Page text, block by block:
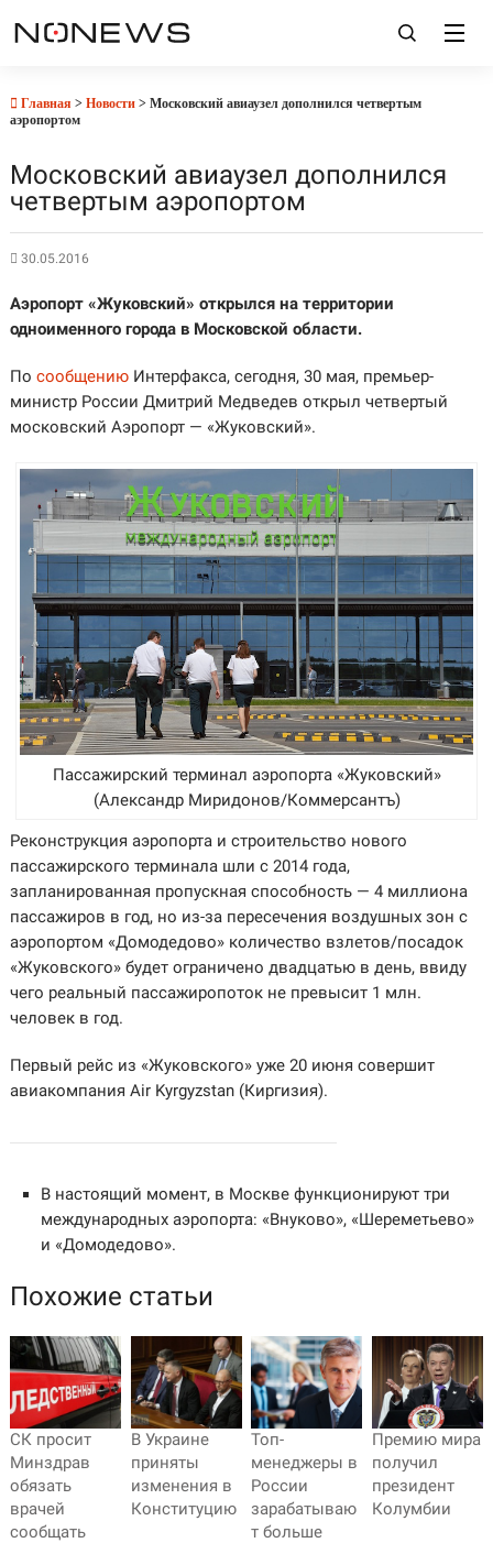
Главная > Новости> Московский авиаузел дополнился четвертым
аэропортом
Московский авиаузел дополнился
четвертым аэропортом
30.05.2016
Аэропорт «Жуковский» открылся на территории
одноименного города в Московской области.
По сообщениюИнтерфакса, сегодня, 30 мая, премьер-
министр России Дмитрий Медведев открыл четвертый
московский Аэропорт — «Жуковский».
Пассажирский терминал аэропорта «Жуковский»
(Александр Миридонов/Коммерсантъ)
Реконструкция аэропорта и строительство нового
пассажирского терминала шли с 2014 года,
запланированная пропускная способность — 4 миллиона
пассажиров в год, но из-за пересечения воздушных зон с
аэропортом «Домодедово» количество взлетов/посадок
«Жуковского» будет ограничено двадцатью в день, ввиду
чего реальный пассажиропоток не превысит 1 млн.
человек в год.
Первый рейс из «Жуковского» уже 20 июня совершит
авиакомпания Air Kyrgyzstan (Киргизия).
В настоящий момент, в Москве функционируют три
международных аэропорта: «Внуково», «Шереметьево»
и «Домодедово».
Похожие статьи
СК просит
Минздрав
обязать
врачей
сообщать
В Украине
приняты
изменения в
Конституцию
Топ-
менеджеры в
России
зарабатываю
т больше
Премию мира
получил
президент
Колумбии